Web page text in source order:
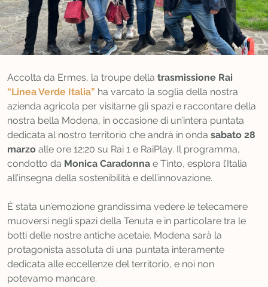
Accolta da Ermes, la troupe della trasmissione Rai
“Linea Verde Italia” ha varcato la soglia della nostra
azienda agricola per visitarne gli spazi e raccontare della
nostra bella Modena, in occasione di un’intera puntata
dedicata al nostro territorio che andrà in onda sabato 28
marzo alle ore 12:20 su Rai 1 e RaiPlay. Il programma,
condotto da Monica Caradonna e Tinto, esplora l’Italia
all’insegna della sostenibilità e dell’innovazione.
È stata un’emozione grandissima vedere le telecamere
muoversi negli spazi della Tenuta e in particolare tra le
botti delle nostre antiche acetaie. Modena sarà la
protagonista assoluta di una puntata interamente
dedicata alle eccellenze del territorio, e noi non
potevamo mancare.